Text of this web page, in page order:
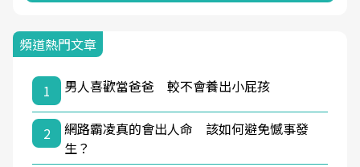
頻道熱門文章
1 男人喜歡當爸爸 較不會養出小屁孩
2
網路霸凌真的會出人命 該如何避免憾事發
生？